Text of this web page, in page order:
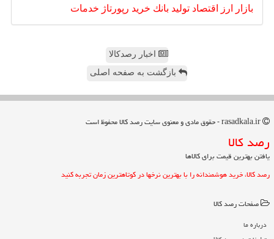
بازار ارز اقتصاد تولید بانك خرید رپورتاژ خدمات
اخبار رصدکالا
بازگشت به صفحه اصلی
رصد كالا
یافتن بهترین قیمت برای کالاها
رصد کالا، خرید هوشمندانه را با بهترین نرخها در کوتاهترین زمان تجربه کنید
صفحات رصد كالا
درباره ما